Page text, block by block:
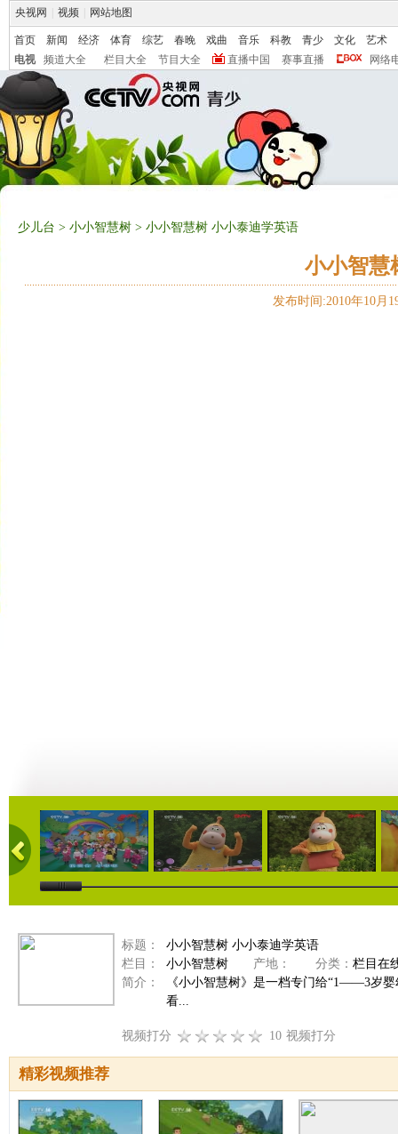
央视网 视频 网站地图
首页 新闻 经济 体育 综艺 春晚 戏曲 音乐 科教 青少 文化
艺术
电视
频道大全 栏目大全 节目大全 直播中国 赛事直播 网络
少儿台 > 小小智慧树 > 小小智慧树 小小泰迪学英语
小小智慧
发布时间:2010年10月
01:02 03:24 01:26
标题：
小小智慧树 小小泰迪学英语
栏目：
小小智慧树 产地： 分类： 栏目在
简介：
《小小智慧树》是一档专门给“1——3岁
看...
视频打分 10 视频打分
精彩视频推荐